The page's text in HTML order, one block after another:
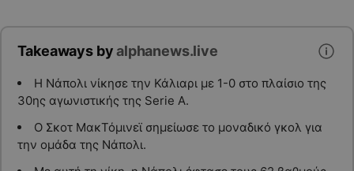
Takeaways byalphanews.live
Η Νάπολι νίκησε την Κάλιαρι με 1-0 στο πλαίσιο της
30ης αγωνιστικής της Serie A.
Ο Σκοτ ΜακΤόμινεϊ σημείωσε το μοναδικό γκολ για
την ομάδα της Νάπολι.